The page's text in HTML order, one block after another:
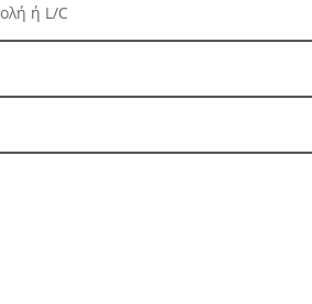
ή L/C